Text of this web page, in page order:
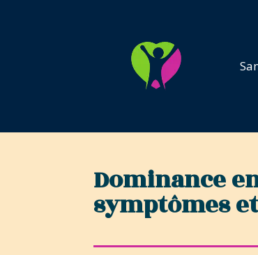
Dominance
symptômes